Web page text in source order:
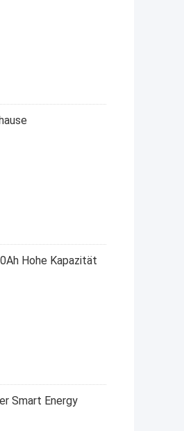
Hohe Kapazität
Smart Energy